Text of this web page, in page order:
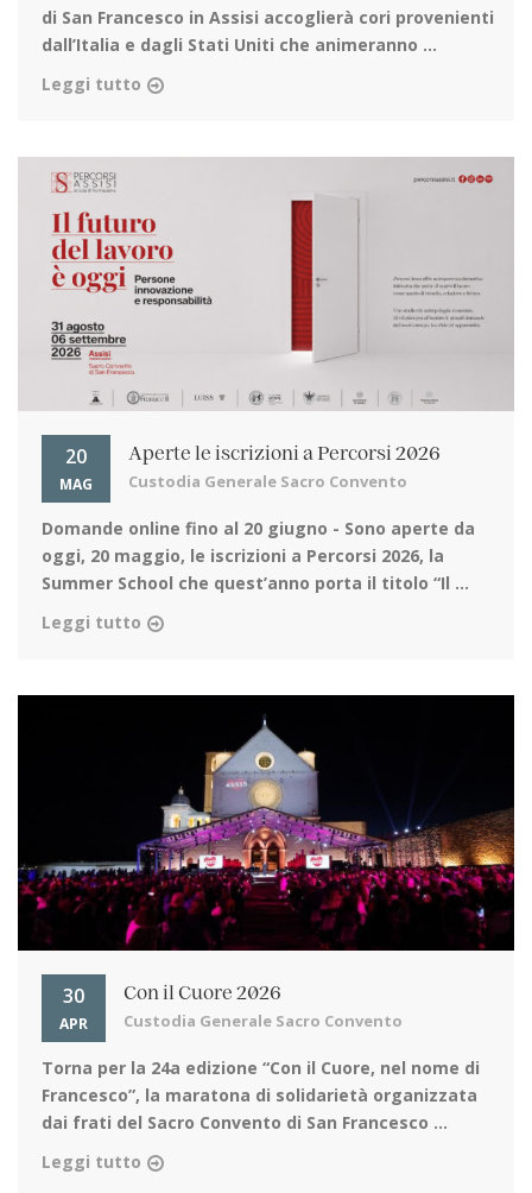
di San Francesco in Assisi accoglierà cori provenienti
dall’Italia e dagli Stati Uniti che animeranno ...
Leggi tutto
20
MAG
Aperte le iscrizioni a Percorsi 2026
Custodia Generale Sacro Convento
Domande online fino al 20 giugno - Sono aperte da
oggi, 20 maggio, le iscrizioni a Percorsi 2026, la
Summer School che quest’anno porta il titolo “Il ...
Leggi tutto
30
APR
Con il Cuore 2026
Custodia Generale Sacro Convento
Torna per la 24a edizione “Con il Cuore, nel nome di
Francesco”, la maratona di solidarietà organizzata
dai frati del Sacro Convento di San Francesco ...
Leggi tutto